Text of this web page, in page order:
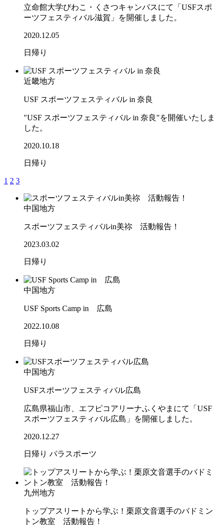
立命館大学びわこ・くさつキャンパスにて「USFスポ
ーツフェスティバル滋賀」を開催しました。
2020.12.05
日帰り
近畿地方
USF スポーツフェスティバル in 奈良
"USF スポーツフェスティバル in 奈良"を開催いたしま
した。
2020.10.18
日帰り
1 2 3
中国地方
スポーツフェスティバルin美祢 活動報告！
2023.03.02
日帰り
中国地方
USF Sports Camp in 広島
2022.10.08
日帰り
中国地方
USFスポーツフェスティバル広島
広島県福山市、エフピコアリーナふくやまにて「USF
スポーツフェスティバル広島」を開催しました。
2020.12.27
日帰り パラスポーツ
九州地方
トップアスリートから学ぶ！栗原文音選手のバドミン
トン教室 活動報告！